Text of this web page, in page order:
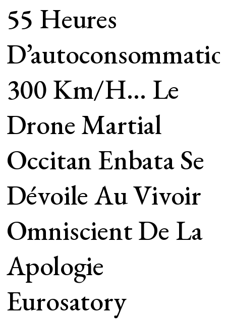
55 Heures
300 Km/h… Le
Drone Martial
Occitan Enbata Se
Dévoile Au Vivoir
Omniscient De La
Apologie
Eurosatory